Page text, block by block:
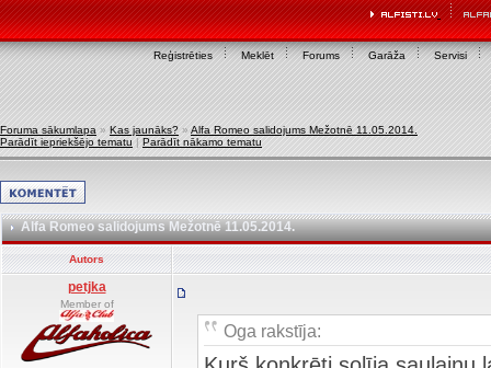
Reģistrēties Meklēt Forums Garāža Servisi
Foruma sākumlapa » Kas jaunāks? » Alfa Romeo salidojums Mežotnē 11.05.2014.
Parādīt iepriekšējo tematu | Parādīt nākamo tematu
Alfa Romeo salidojums Mežotnē 11.05.2014.
Autors
petjka
Member of
Oga rakstīja: